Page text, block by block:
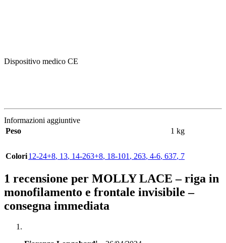
Dispositivo medico CE
Informazioni aggiuntive
Peso
1 kg
Colori12-24+8, 13, 14-263+8, 18-101 , 263, 4-6, 637, 7
1 recensione per MOLLY LACE – riga in
monofilamento e frontale invisibile –
consegna immediata